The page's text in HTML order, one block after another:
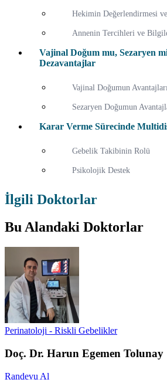
Hekimin Değerlendirmesi
Annenin Tercihleri ve
Vajinal Doğum mu, Sezaryen
Dezavantajlar
Vajinal Doğumun
Sezaryen Doğumun
Karar Verme Sürecinde
Gebelik Takibinin Rolü
Psikolojik Destek
İlgili Doktorlar
Bu Alandaki Doktorlar
Perinatoloji - Riskli Gebelikler
Doç. Dr. Harun Egemen Tolunay
Randevu Al